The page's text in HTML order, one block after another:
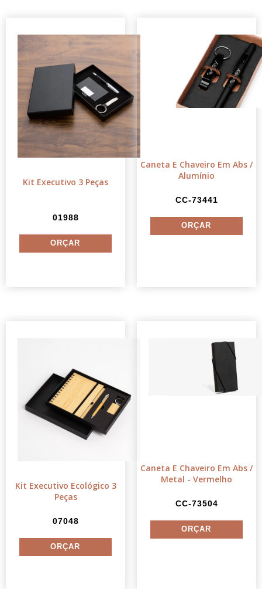
Kit Executivo 3 Peças
01988
Caneta E Chaveiro Em Abs /
Alumínio
CC-73441
Kit Executivo Ecológico 3
Peças
07048
Caneta E Chaveiro Em Abs /
Metal - Vermelho
CC-73504